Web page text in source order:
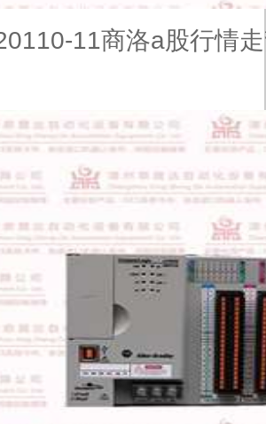
11商洛a股行情